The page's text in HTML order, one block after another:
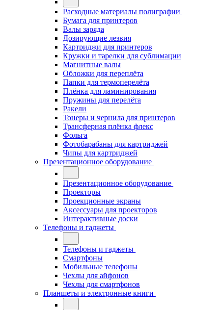
Расходные материалы полиграфии
Бумага для принтеров
Валы заряда
Дозирующие лезвия
Картриджи для принтеров
Кружки и тарелки для сублимации
Магнитные валы
Обложки для переплёта
Папки для термоперелёта
Плёнка для ламинирования
Пружины для перелёта
Ракели
Тонеры и чернила для принтеров
Трансферная плёнка флекс
Фольга
Фотобарабаны для картриджей
Чипы для картриджей
Презентационное оборудование
Презентационное оборудование
Проекторы
Проекционные экраны
Аксессуары для проекторов
Интерактивные доски
Телефоны и гаджеты
Телефоны и гаджеты
Смартфоны
Мобильные телефоны
Чехлы для айфонов
Чехлы для смартфонов
Планшеты и электронные книги